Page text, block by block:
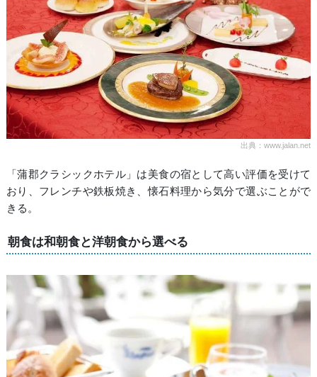
出典：www.jalan.net
「蒲郡クラシックホテル」は美食の宿として高い評価を受けて
おり、フレンチや鉄板焼き、懐石料理から気分で選ぶことがで
きる。
朝食は和朝食と洋朝食から選べる